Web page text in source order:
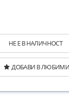
НЕ Е В НАЛИЧНОСТ
ДОБАВИ В ЛЮБИМИ